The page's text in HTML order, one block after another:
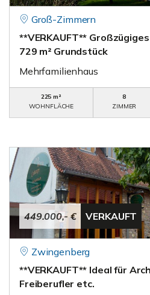
Groß-Zimmern
**VERKAUFT**
729 m² Grundstück
Mehrfamilienhaus
225 m²
WOHNFLÄCHE
8
ZIMMER
449.000,- € VERKAUFT
Zwingenberg
**VERKAUFT** Ideal für
Freiberufler etc.